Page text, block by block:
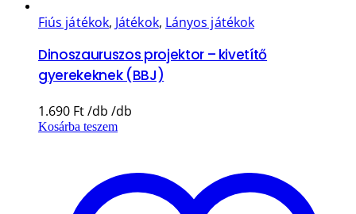
Fiús játékok, Játékok, Lányos játékok
Dinoszauruszos projektor – kivetítő
gyerekeknek (BBJ)
1.690 Ft
Kosárba teszem